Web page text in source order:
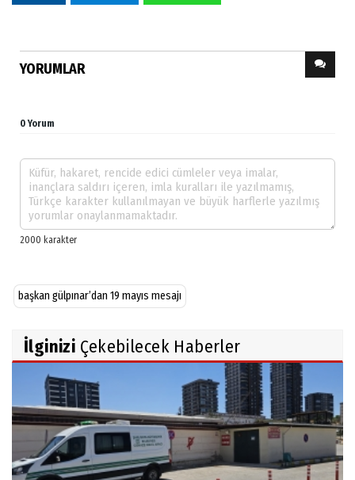
YORUMLAR
0 Yorum
başkan gülpınar’dan 19 mayıs mesajı
İlginizi Çekebilecek Haberler